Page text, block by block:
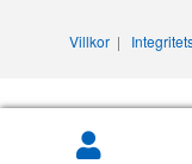
Villkor |